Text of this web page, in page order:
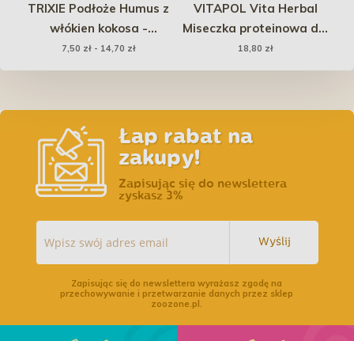
TRIXIE Podłoże Humus z
włókien kokosa -
prasowane
7,50 zł - 14,70 zł
VITAPOL Vita Herbal
Miseczka proteinowa dla
gryzoni 1 szt.
18,80 zł
Łap rabat na
zakupy!
Zapisując się do newslettera
zyskasz 3%
Wyślij
Zapisując się do newslettera wyrażasz zgodę na
przechowywanie i przetwarzanie danych przez sklep
zoozone.pl.